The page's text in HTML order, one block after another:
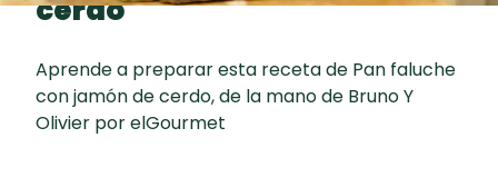
Chispas de
Chocolate
recetas
cerdo
Aprende a preparar esta receta de Pan faluche
con jamón de cerdo, de la mano de Bruno Y
Olivier por elGourmet